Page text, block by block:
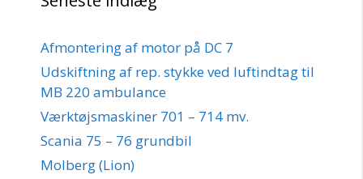
Afmontering af motor på DC 7
Udskiftning af rep. stykke ved luftindtag til
MB 220 ambulance
Værktøjsmaskiner 701 – 714 mv.
Scania 75 – 76 grundbil
Molberg (Lion)